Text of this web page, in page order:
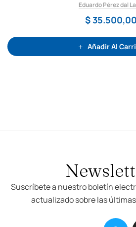
r
a
d
o
n
0
d
Eduardo Pérez dal
$35.500,00
Añadir Al
Suscríbete a nuestro boletín
actualizado sobre las